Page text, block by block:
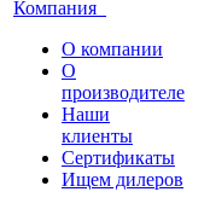
Компания
О компании
О
производителе
Наши
клиенты
Сертификаты
Ищем дилеров